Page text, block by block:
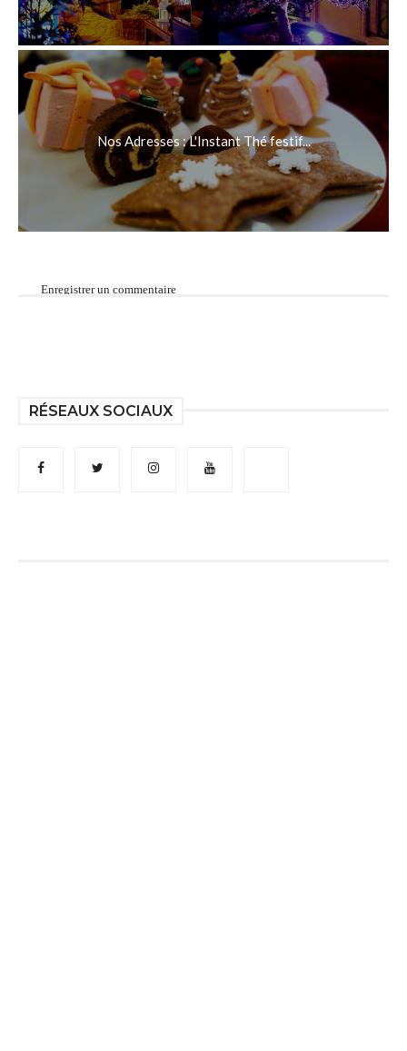
Nos Adresses : L'Instant Thé festif...
Enregistrer un commentaire
RÉSEAUX SOCIAUX